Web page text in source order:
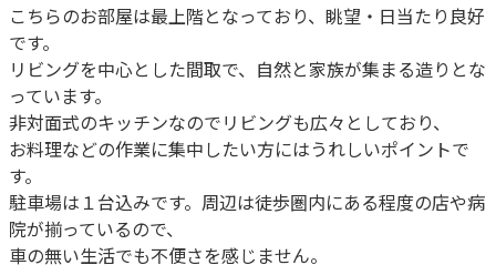
こちらのお部屋は最上階となっており、眺望・日当たり良好
です。
リビングを中心とした間取で、自然と家族が集まる造りとな
っています。
非対面式のキッチンなのでリビングも広々としており、
お料理などの作業に集中したい方にはうれしいポイントで
す。
駐車場は１台込みです。周辺は徒歩圏内にある程度の店や病
院が揃っているので、
車の無い生活でも不便さを感じません。